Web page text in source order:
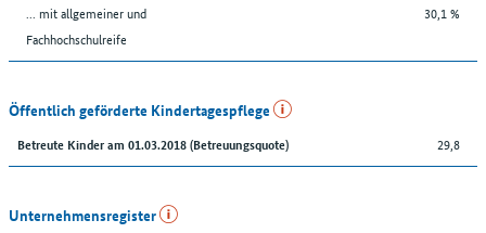
... mit allgemeiner und
Fachhochschulreife
30,1 %
Öffentlich geförderte Kindertagespflege
Betreute Kinder am 01.03.2018 (Betreuungsquote) 29,8
Unternehmensregister